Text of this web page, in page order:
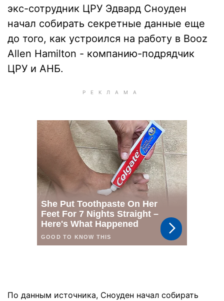
экс-сотрудник ЦРУ Эдвард Сноуден
начал собирать секретные данные еще
до того, как устроился на работу в Booz
Allen Hamilton - компанию-подрядчик
ЦРУ и АНБ.
По данным источника, Сноуден начал собирать